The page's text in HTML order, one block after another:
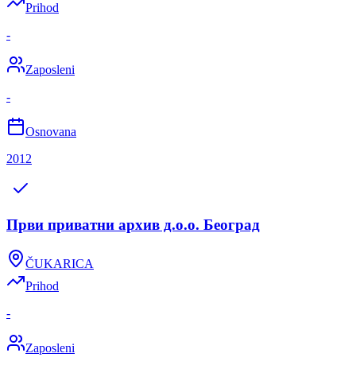
Prihod
-
Zaposleni
-
Osnovana
2012
Први приватни архив д.о.о. Београд
ČUKARICA
Prihod
-
Zaposleni